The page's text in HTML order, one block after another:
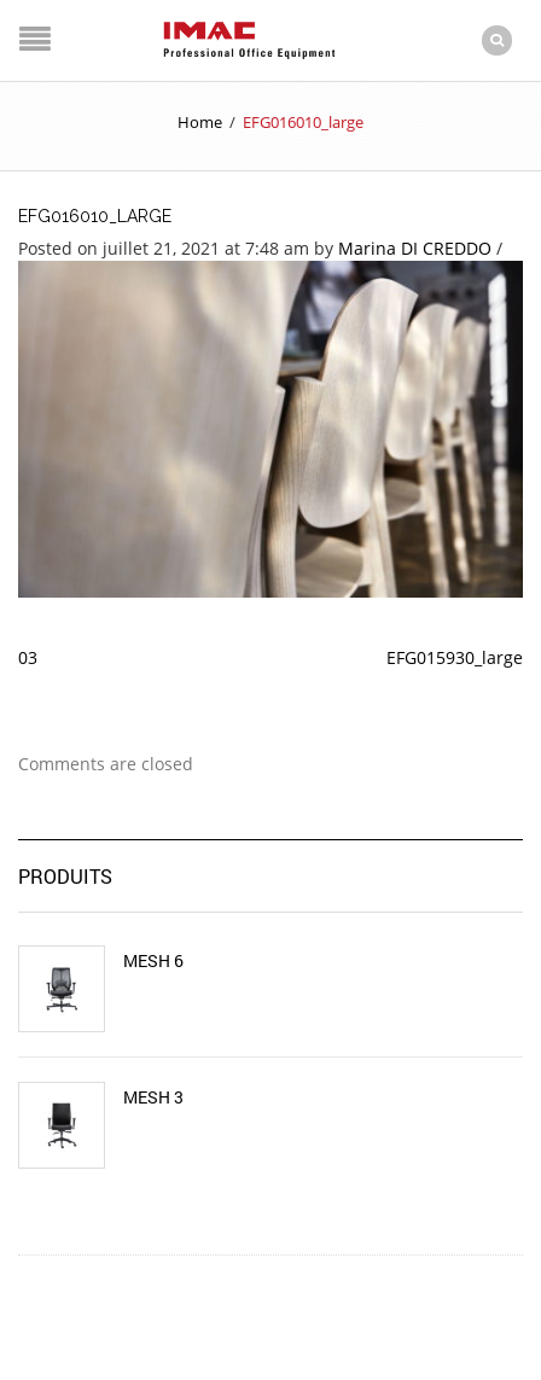
Home / EFG016010_large
EFG016010_LARGE
Posted on juillet 21, 2021 at 7:48 am by Marina DI CREDDO /
03 EFG015930_large
Comments are closed
PRODUITS
MESH 6
MESH 3